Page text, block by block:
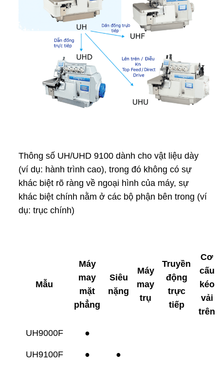
Thông số UH/UHD 9100 dành cho vật liệu dày
(ví dụ: hành trình cao), trong đó không có sự
khác biệt rõ ràng về ngoại hình của máy, sự
khác biệt chính nằm ở các bộ phận bên trong (ví
dụ: trục chính)
Mẫu
Máy
may
mặt
phẳng
Siêu
nặng
Máy
may
trụ
Truyền
động
trực
tiếp
Cơ
cấu
kéo
vải
trên
UH9000F ●
UH9100F ● ●